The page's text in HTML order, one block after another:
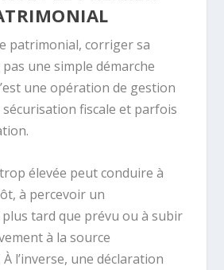
patrimonial, corriger sa
une simple démarche
une opération de gestion
fiscale et parfois
élevée peut conduire à
à percevoir un
tard que prévu ou à subir
à la source
l’inverse, une déclaration